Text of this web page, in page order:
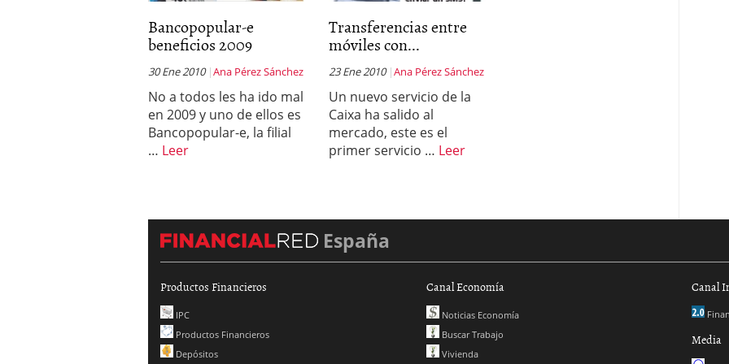
Bancopopular-e
beneficios 2009
30 Ene 2010 Ana Pérez Sánchez
No a todos les ha ido mal
en 2009 y uno de ellos es
Bancopopular-e, la filial
… Leer
Transferencias entre
móviles con...
23 Ene 2010 Ana Pérez Sánchez
Un nuevo servicio de la
Caixa ha salido al
mercado, este es el
primer servicio … Leer
España
Productos Financieros
IPC
Productos Financieros
Depósitos
Canal Economía
Noticias Economía
Buscar Trabajo
Vivienda
Canal
Media